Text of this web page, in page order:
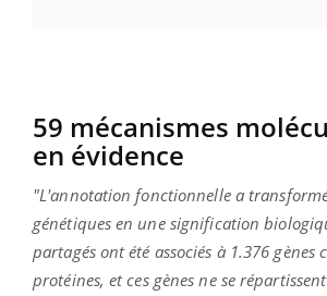
59 mécanismes
en évidence
"L'annotation fonctionnelle a
génétiques en une signification
partagés ont été associés à 1.376 gènes
protéines, et ces gènes ne se